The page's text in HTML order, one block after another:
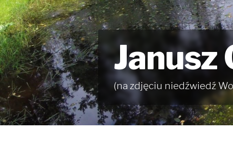
Janusz
(na zdjęciu niedźwiedź